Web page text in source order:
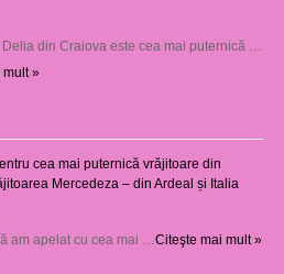
din Craiova este cea mai puternică …
mult »
cea mai puternică vrăjitoare din
Mercedeza – din Ardeal și Italia
am apelat cu cea mai …Citeşte mai mult »